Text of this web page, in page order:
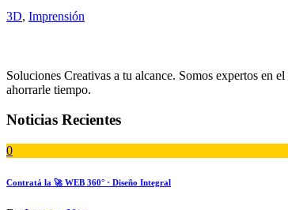
3D, Imprensión
Soluciones Creativas a tu alcance. Somos expertos en
ahorrarle tiempo.
Noticias Recientes
0
Contratá la 🚀 WEB 360° · Diseño Integral